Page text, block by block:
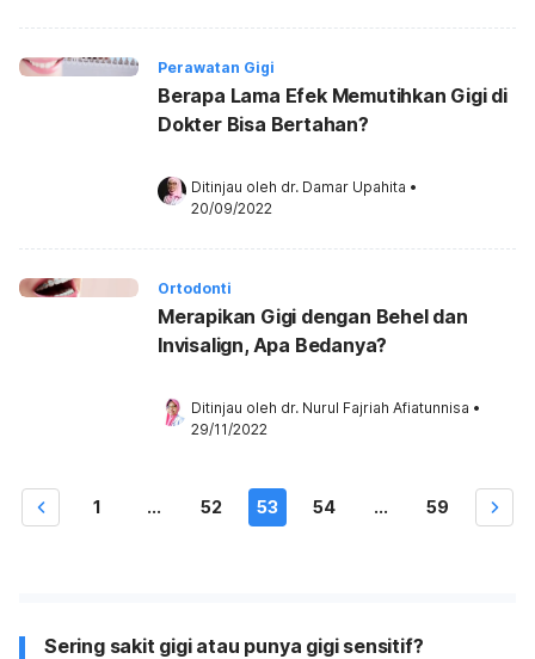
Perawatan Gigi
Berapa Lama Efek Memutihkan Gigi di
Dokter Bisa Bertahan?
Ditinjau oleh dr. Damar Upahita •
20/09/2022
Ortodonti
Merapikan Gigi dengan Behel dan
Invisalign, Apa Bedanya?
Ditinjau oleh dr. Nurul Fajriah Afiatunnisa •
29/11/2022
1 ... 52 53 54 ... 59
Sering sakit gigi atau punya gigi sensitif?